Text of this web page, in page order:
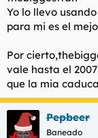
Yo lo llevo
para mi es el
Por
vale hasta el
que la mia
Pepbeer
Baneado